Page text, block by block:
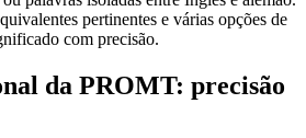
pertinentes e várias opções de
com precisão.
da PROMT: precisão